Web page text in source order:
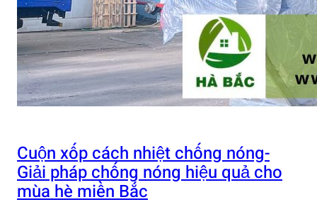
Cuộn xốp cách nhiệt chống nóng-
Giải pháp chống nóng hiệu quả cho
mùa hè miền Bắc